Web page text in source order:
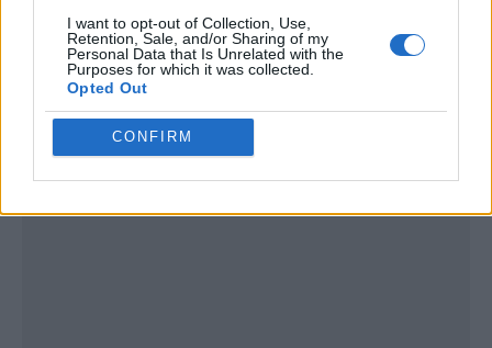
I want to opt-out of Collection, Use,
Retention, Sale, and/or Sharing of my
Personal Data that Is Unrelated with the
Purposes for which it was collected.
Opted Out
CONFIRM